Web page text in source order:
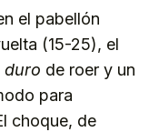
el pabellón
(15-25), el
duro de roer y un
para
choque, de